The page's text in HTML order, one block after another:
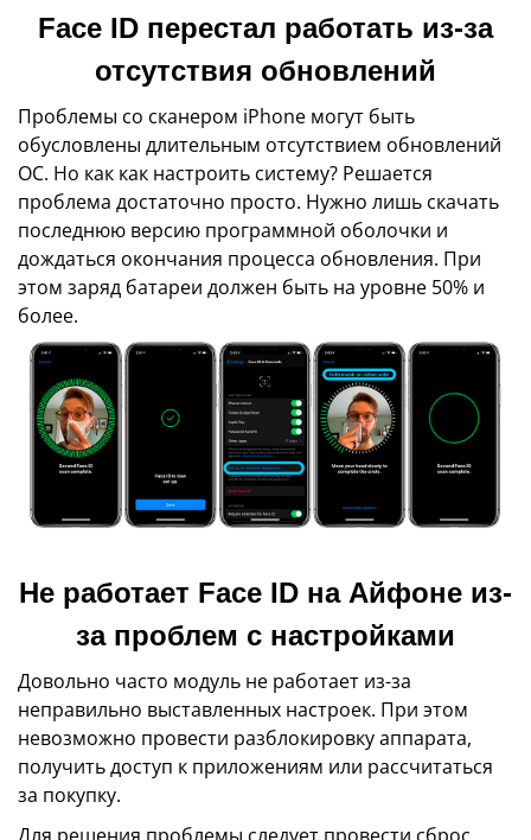
Face ID перестал работать из-за
отсутствия обновлений
Проблемы со сканером iPhone могут быть
обусловлены длительным отсутствием обновлений
ОС. Но как как настроить систему? Решается
проблема достаточно просто. Нужно лишь скачать
последнюю версию программной оболочки и
дождаться окончания процесса обновления. При
этом заряд батареи должен быть на уровне 50% и
более.
Не работает Face ID на Айфоне из-
за проблем с настройками
Довольно часто модуль не работает из-за
неправильно выставленных настроек. При этом
невозможно провести разблокировку аппарата,
получить доступ к приложениям или рассчитаться
за покупку.
Для решения проблемы следует провести сброс